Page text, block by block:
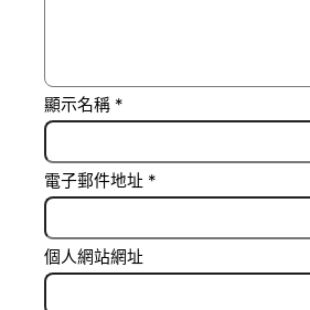
顯示名稱 *
電子郵件地址 *
個人網站網址